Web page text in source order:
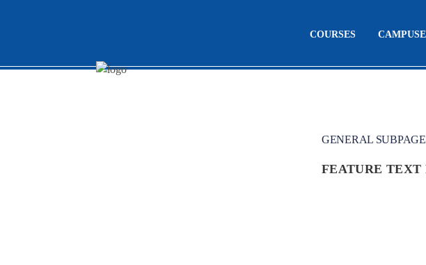
COURSES
GENERAL SUBPAGE
FEATURE